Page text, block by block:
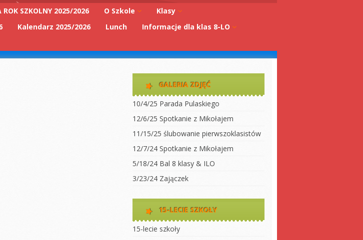
ROK SZKOLNY 2025/2026
O Szkole
Adres szkoły
2025/2026
2025/2026
Statut szkoły
“Ogniwo”
Dokumenty do
15-lecie szkoły
Klasy
Klasa 0A
Klasa 1A
Klasa 1B
Klasa 2
Klasa 3A
Klasa 3 B
Klasa 5
Klasa 6
Klasa 8
LO 1
Kalendarz 2025/2026 Lunch
Informacje dla klas 8-LO
Stypendia
Egzaminy z
dwujęzyczności
GALERIA ZDJĘĆ
10/4/25 Parada Pulaskiego
12/6/25 Spotkanie z Mikołajem
11/15/25 ślubowanie pierwszoklasistów
12/7/24 Spotkanie z Mikołajem
5/18/24 Bal 8 klasy & ILO
3/23/24 Zajączek
15-LECIE SZKOŁY
15-lecie szkoły